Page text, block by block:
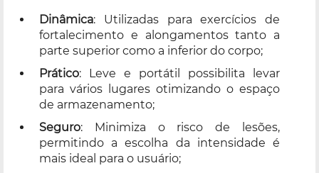
Dinâmica: Utilizadas para exercícios de
fortalecimento e alongamentos tanto a
parte superior como a inferior do corpo;
Prático: Leve e portátil possibilita levar
para vários lugares otimizando o espaço
de armazenamento;
Seguro: Minimiza o risco de lesões,
permitindo a escolha da intensidade é
mais ideal para o usuário;